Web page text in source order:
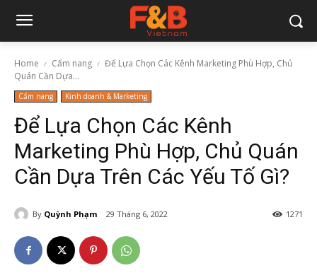
Home Cẩm nang
Để Lựa Chọn Các Kênh Marketing Phù Hợp, Chủ
Quán Cần Dựa...
Cẩm nang Kinh doanh & Marketing
Để Lựa Chọn Các Kênh
Marketing Phù Hợp, Chủ Quán
Cần Dựa Trên Các Yếu Tố Gì?
By Quỳnh Phạm 29 Tháng 6, 2022 1271